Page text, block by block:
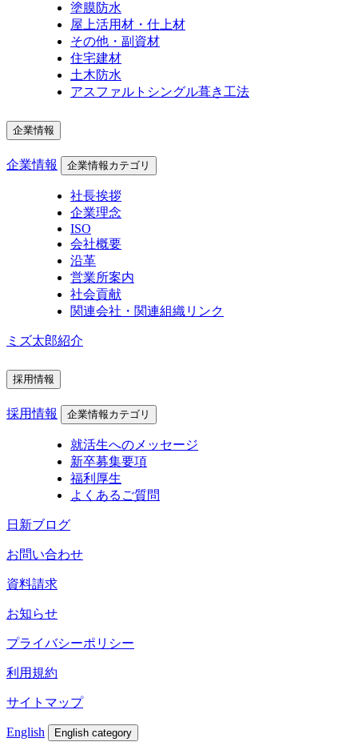
塗膜防水
屋上活用材・仕上材
その他・副資材
住宅建材
土木防水
アスファルトシングル葺き工法
企業情報
企業情報 企業情報カテゴリ
社長挨拶
企業理念
ISO
会社概要
沿革
営業所案内
社会貢献
関連会社・関連組織リンク
ミズ太郎紹介
採用情報
採用情報 企業情報カテゴリ
就活生へのメッセージ
新卒募集要項
福利厚生
よくあるご質問
日新ブログ
お問い合わせ
資料請求
お知らせ
プライバシーポリシー
利用規約
サイトマップ
English English category